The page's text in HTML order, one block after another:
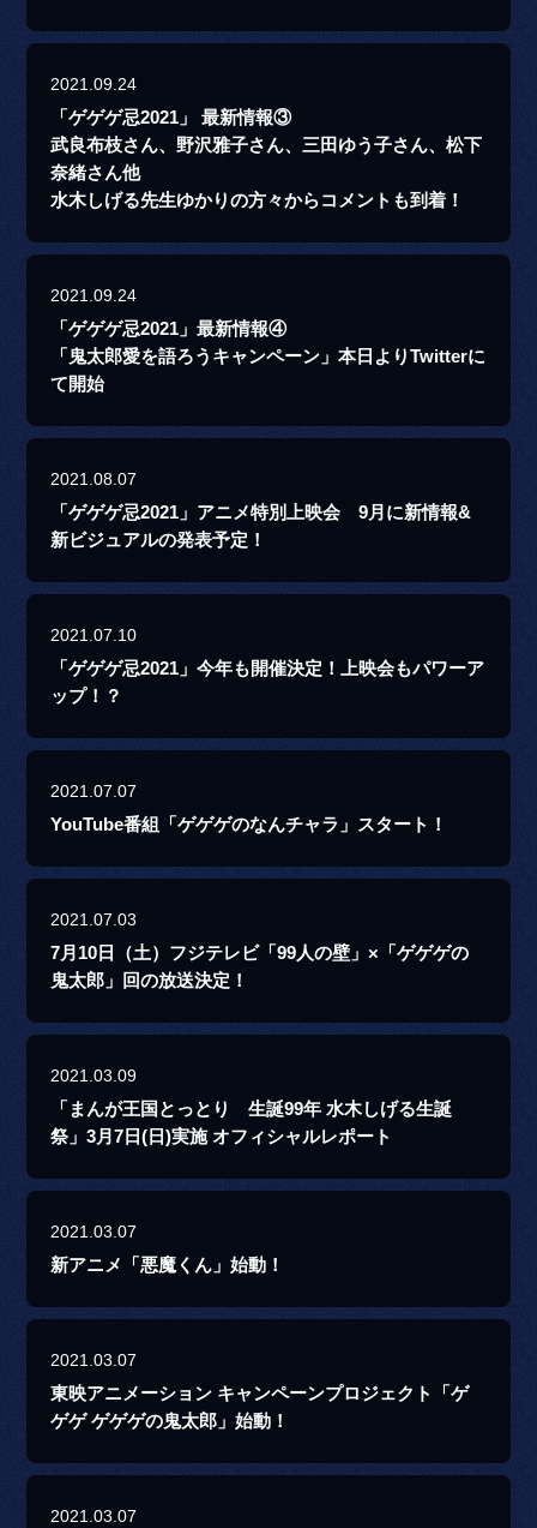
2021.09.24
「ゲゲゲ忌2021」 最新情報③
武良布枝さん、野沢雅子さん、三田ゆう子さん、松下
奈緒さん他
水木しげる先生ゆかりの方々からコメントも到着！
2021.09.24
「ゲゲゲ忌2021」最新情報④
「鬼太郎愛を語ろうキャンペーン」本日よりTwitterに
て開始
2021.08.07
「ゲゲゲ忌2021」アニメ特別上映会 9月に新情報&
新ビジュアルの発表予定！
2021.07.10
「ゲゲゲ忌2021」今年も開催決定！上映会もパワーア
ップ！？
2021.07.07
YouTube番組「ゲゲゲのなんチャラ」スタート！
2021.07.03
7月10日（土）フジテレビ「99人の壁」×「ゲゲゲの
鬼太郎」回の放送決定！
2021.03.09
「まんが王国とっとり 生誕99年 水木しげる生誕
祭」3月7日(日)実施 オフィシャルレポート
2021.03.07
新アニメ「悪魔くん」始動！
2021.03.07
東映アニメーション キャンペーンプロジェクト「ゲ
ゲゲ ゲゲゲの鬼太郎」始動！
2021.03.07